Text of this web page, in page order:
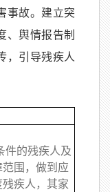
事故。建立突
、舆情报告制
，引导残疾人
的残疾人及
围，做到应
疾人，其家